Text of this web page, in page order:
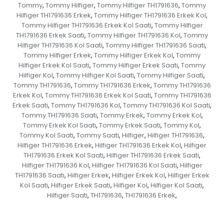
Tommy, Tommy Hilfiger, Tommy Hilfiger TH1791636, Tommy
Hilfiger TH1791636 Erkek, Tommy Hilfiger TH1791636 Erkek Kol,
Tommy Hilfiger TH1791636 Erkek Kol Saati, Tommy Hilfiger
TH1791636 Erkek Saati, Tommy Hilfiger TH1791636 Kol, Tommy
Hilfiger TH1791636 Kol Saati, Tommy Hilfiger TH1791636 Saati,
Tommy Hilfiger Erkek, Tommy Hilfiger Erkek Kol, Tommy
Hilfiger Erkek Kol Saati, Tommy Hilfiger Erkek Saati, Tommy
Hilfiger Kol, Tommy Hilfiger Kol Saati, Tommy Hilfiger Saati,
Tommy TH1791636, Tommy TH1791636 Erkek, Tommy TH1791636
Erkek Kol, Tommy TH1791636 Erkek Kol Saati, Tommy TH1791636
Erkek Saati, Tommy TH1791636 Kol, Tommy TH1791636 Kol Saati,
Tommy TH1791636 Saati, Tommy Erkek, Tommy Erkek Kol,
Tommy Erkek Kol Saati, Tommy Erkek Saati, Tommy Kol,
Tommy Kol Saati, Tommy Saati, Hilfiger, Hilfiger TH1791636,
Hilfiger TH1791636 Erkek, Hilfiger TH1791636 Erkek Kol, Hilfiger
TH1791636 Erkek Kol Saati, Hilfiger TH1791636 Erkek Saati,
Hilfiger TH1791636 Kol, Hilfiger TH1791636 Kol Saati, Hilfiger
TH1791636 Saati, Hilfiger Erkek, Hilfiger Erkek Kol, Hilfiger Erkek
Kol Saati, Hilfiger Erkek Saati, Hilfiger Kol, Hilfiger Kol Saati,
Hilfiger Saati, TH1791636, TH1791636 Erkek,